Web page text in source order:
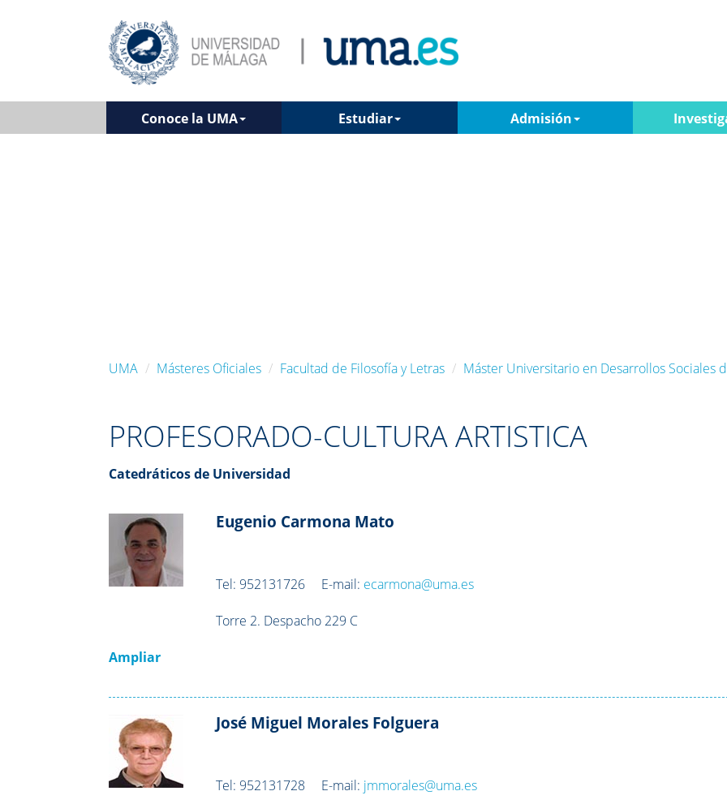
Conoce la UMA Estudiar Admisión
UMA Másteres Oficiales Facultad de Filosofía y Letras Máster Universitario en Desarrollos Sociales
PROFESORADO-CULTURA ARTISTICA
Catedráticos de Universidad
Eugenio Carmona Mato
Tel: 952131726 E-mail: ecarmona@uma.es
Torre 2. Despacho 229 C
Ampliar
José Miguel Morales Folguera
Tel: 952131728 E-mail: jmmorales@uma.es